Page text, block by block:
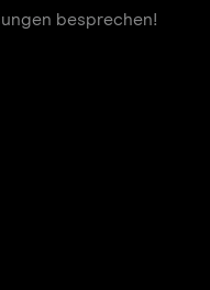
besprechen!